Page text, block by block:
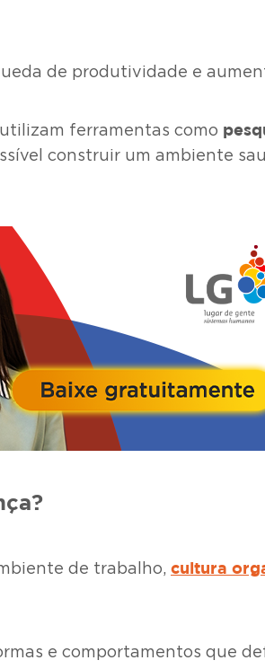
de produtividade e
ferramentas como
construir um ambiente
de trabalho, cultura
e comportamentos que